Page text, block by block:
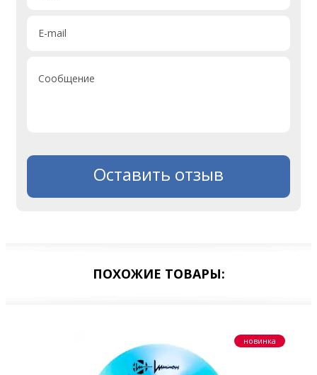
E-mail
Сообщение
Оставить отзыв
ПОХОЖИЕ ТОВАРЫ:
новинка